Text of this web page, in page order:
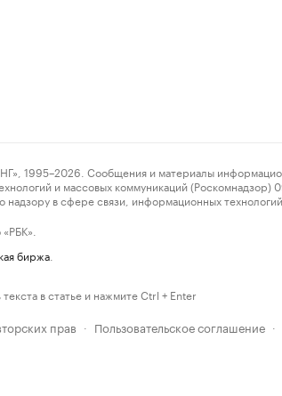
Сообщения и материалы
и массовых коммуникаций
в сфере связи, информационных
биржа
в статье и нажмите Ctrl + Enter
прав · Пользовательское соглашение ·